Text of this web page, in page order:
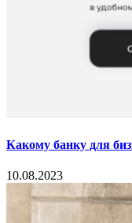
Какому банку для
10.08.2023